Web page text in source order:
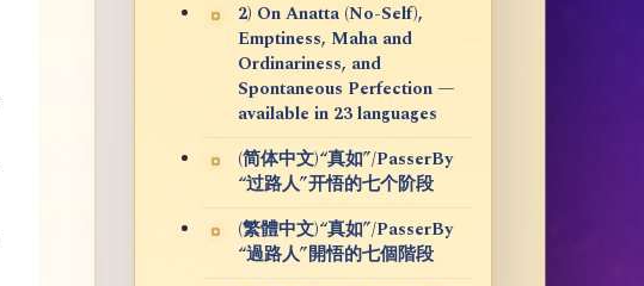
2) On Anatta (No-Self),
Emptiness, Maha and
Ordinariness, and
Spontaneous Perfection —
available in 23 languages
(简体中文)“真如”/PasserBy
“过路人”开悟的七个阶段
(繁體中文)“真如”/PasserBy
“過路人”開悟的七個階段